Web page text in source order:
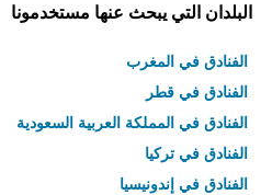
البلدان التي يبحث عنها مستخدمونا
الفنادق في المغرب
الفنادق في قطر
الفنادق في المملكة العربية السعودية
الفنادق في تركيا
الفنادق في إندونيسيا